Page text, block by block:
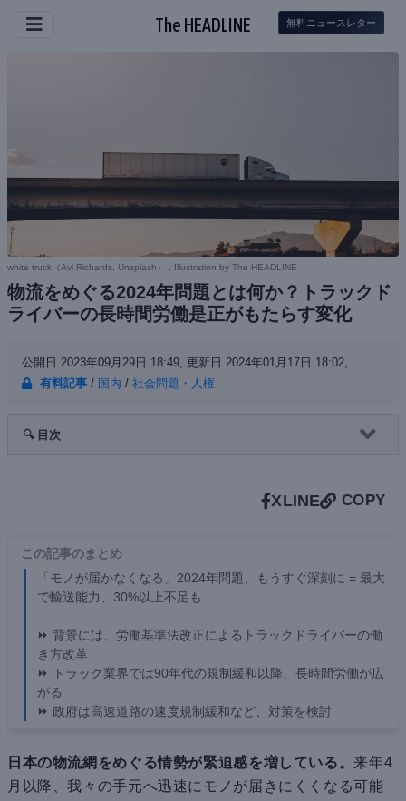
The HEADLINE 無料ニュースレター
white truck（Avi Richards, Unsplash ） , Illustration by The HEADLINE
物流をめぐる2024年問題とは何か？トラックド
ライバーの長時間労働是正がもたらす変化
公開日 2023年09月29日 18:49, 更新日 2024年01月17日 18:02,
有料記事 / 国内 / 社会問題・人権
🔍 目次
XLINE COPY
この記事のまとめ
「モノが届かなくなる」2024年問題、もうすぐ深刻に = 最大
で輸送能力、30%以上不足も
⏩ 背景には、労働基準法改正によるトラックドライバーの働
き方改革
⏩ トラック業界では90年代の規制緩和以降、長時間労働が広
がる
⏩ 政府は高速道路の速度規制緩和など、対策を検討
日本の物流網をめぐる情勢が緊迫感を増している。来年4
月以降、我々の手元へ迅速にモノが届きにくくなる可能